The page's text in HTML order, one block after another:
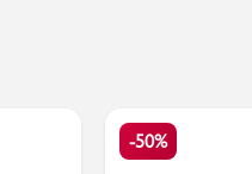
PMagazine
-50%